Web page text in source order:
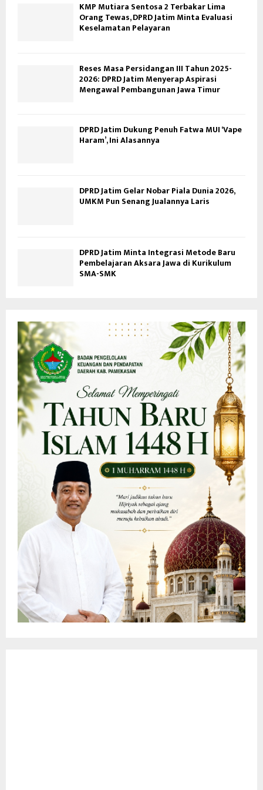
KMP Mutiara Sentosa 2 Terbakar Lima
Orang Tewas, DPRD Jatim Minta Evaluasi
Keselamatan Pelayaran
Reses Masa Persidangan III Tahun 2025-
2026: DPRD Jatim Menyerap Aspirasi
Mengawal Pembangunan Jawa Timur
DPRD Jatim Dukung Penuh Fatwa MUI ‘Vape
Haram’, Ini Alasannya
DPRD Jatim Gelar Nobar Piala Dunia 2026,
UMKM Pun Senang Jualannya Laris
DPRD Jatim Minta Integrasi Metode Baru
Pembelajaran Aksara Jawa di Kurikulum
SMA-SMK